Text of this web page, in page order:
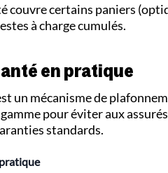
couvre certains paniers
à charge cumulés.
en pratique
un mécanisme de
pour éviter aux
standards.